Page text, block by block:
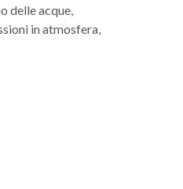
delle acque,
in atmosfera,